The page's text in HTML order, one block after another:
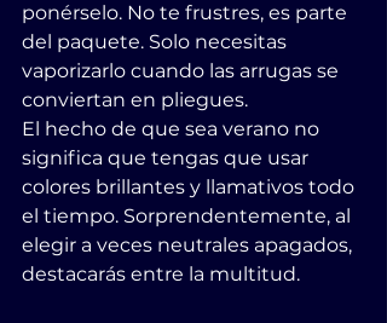
ponérselo. No te frustres, es parte
del paquete. Solo necesitas
vaporizarlo cuando las arrugas se
conviertan en pliegues.
El hecho de que sea verano no
significa que tengas que usar
colores brillantes y llamativos todo
el tiempo. Sorprendentemente, al
elegir a veces neutrales apagados,
destacarás entre la multitud.